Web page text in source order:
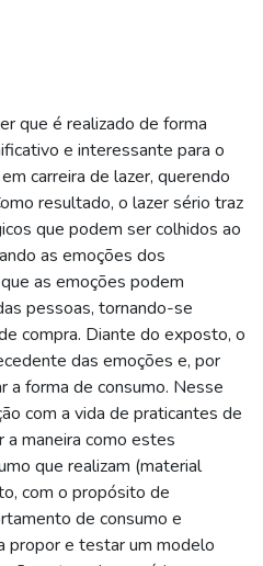
que é realizado de forma
e interessante para o
carreira de lazer, querendo
resultado, o lazer sério traz
que podem ser colhidos ao
as emoções dos
as emoções podem
pessoas, tornando-se
compra. Diante do exposto, o
das emoções e, por
a forma de consumo. Nesse
com a vida de praticantes de
a maneira como estes
que realizam (material
com o propósito de
de consumo e
propor e testar um modelo